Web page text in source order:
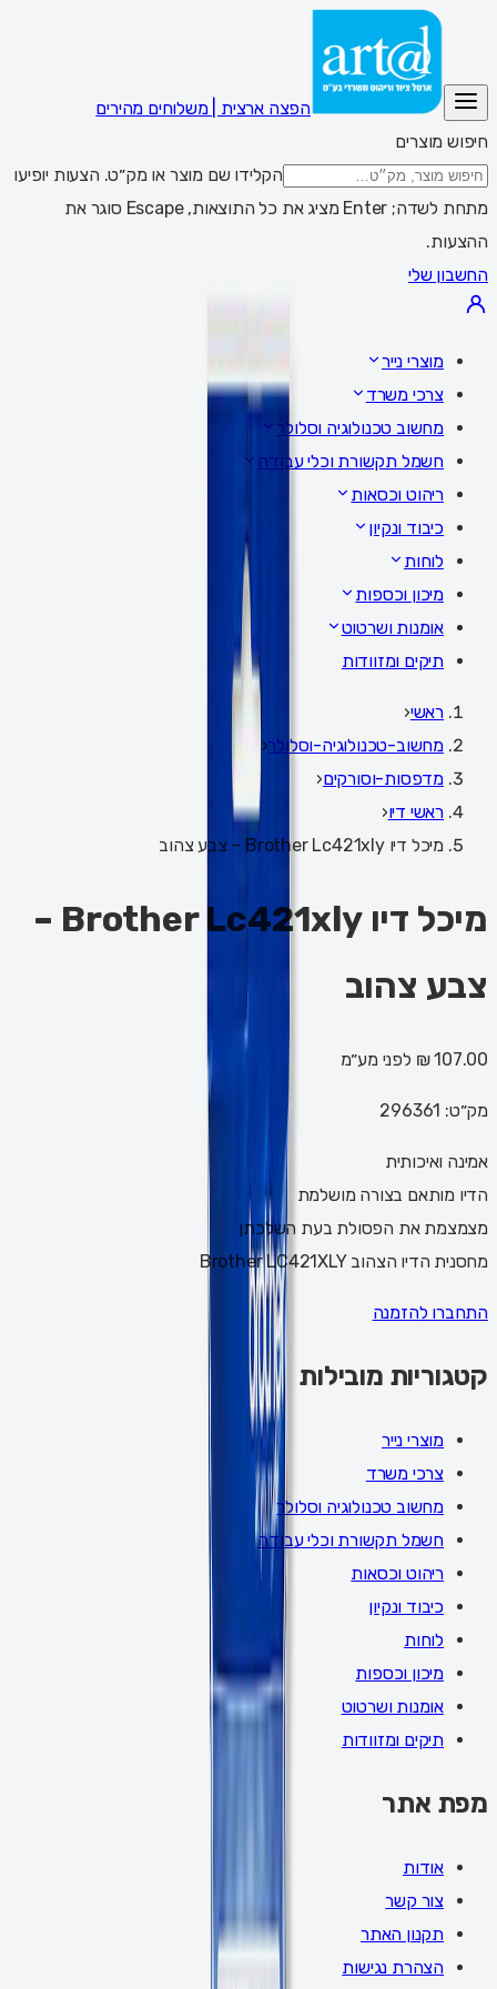
הפצה ארצית | משלוחים מהירים
חיפוש מוצרים
הקלידו שם מוצר או מק״ט. הצעות יופיעו
מתחת לשדה; Enter מציג את כל התוצאות, Escape סוגר את
ההצעות.
החשבון שלי
מוצרי נייר
צרכי משרד
מחשוב טכנולוגיה וסלולר
חשמל תקשורת וכלי עבודה
ריהוט וכסאות
כיבוד ונקיון
לוחות
מיכון וכספות
אומנות ושרטוט
תיקים ומזוודות
ראשי‹
מחשוב-טכנולוגיה-וסלולר‹
מדפסות-וסורקים‹
ראשי דיו‹
מיכל דיו Brother Lc421xly – צבע צהוב
מיכל דיו Brother Lc421xly –
צבע צהוב
107.00 ₪ לפני מע״מ
מק״ט: 296361
אמינה ואיכותית
הדיו מותאם בצורה מושלמת
מצמצמת את הפסולת בעת השלכתן
מחסנית הדיו הצהוב Brother LC421XLY
התחברו להזמנה
קטגוריות מובילות
מוצרי נייר
צרכי משרד
מחשוב טכנולוגיה וסלולר
חשמל תקשורת וכלי עבודה
ריהוט וכסאות
כיבוד ונקיון
לוחות
מיכון וכספות
אומנות ושרטוט
תיקים ומזוודות
מפת אתר
אודות
צור קשר
תקנון האתר
הצהרת נגישות